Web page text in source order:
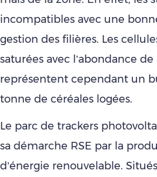
incompatibles avec une
gestion des filières. Les
saturées avec l’abondance
représentent cependant un
tonne de céréales logées.
Le parc de trackers
sa démarche RSE par la
d’énergie renouvelable.